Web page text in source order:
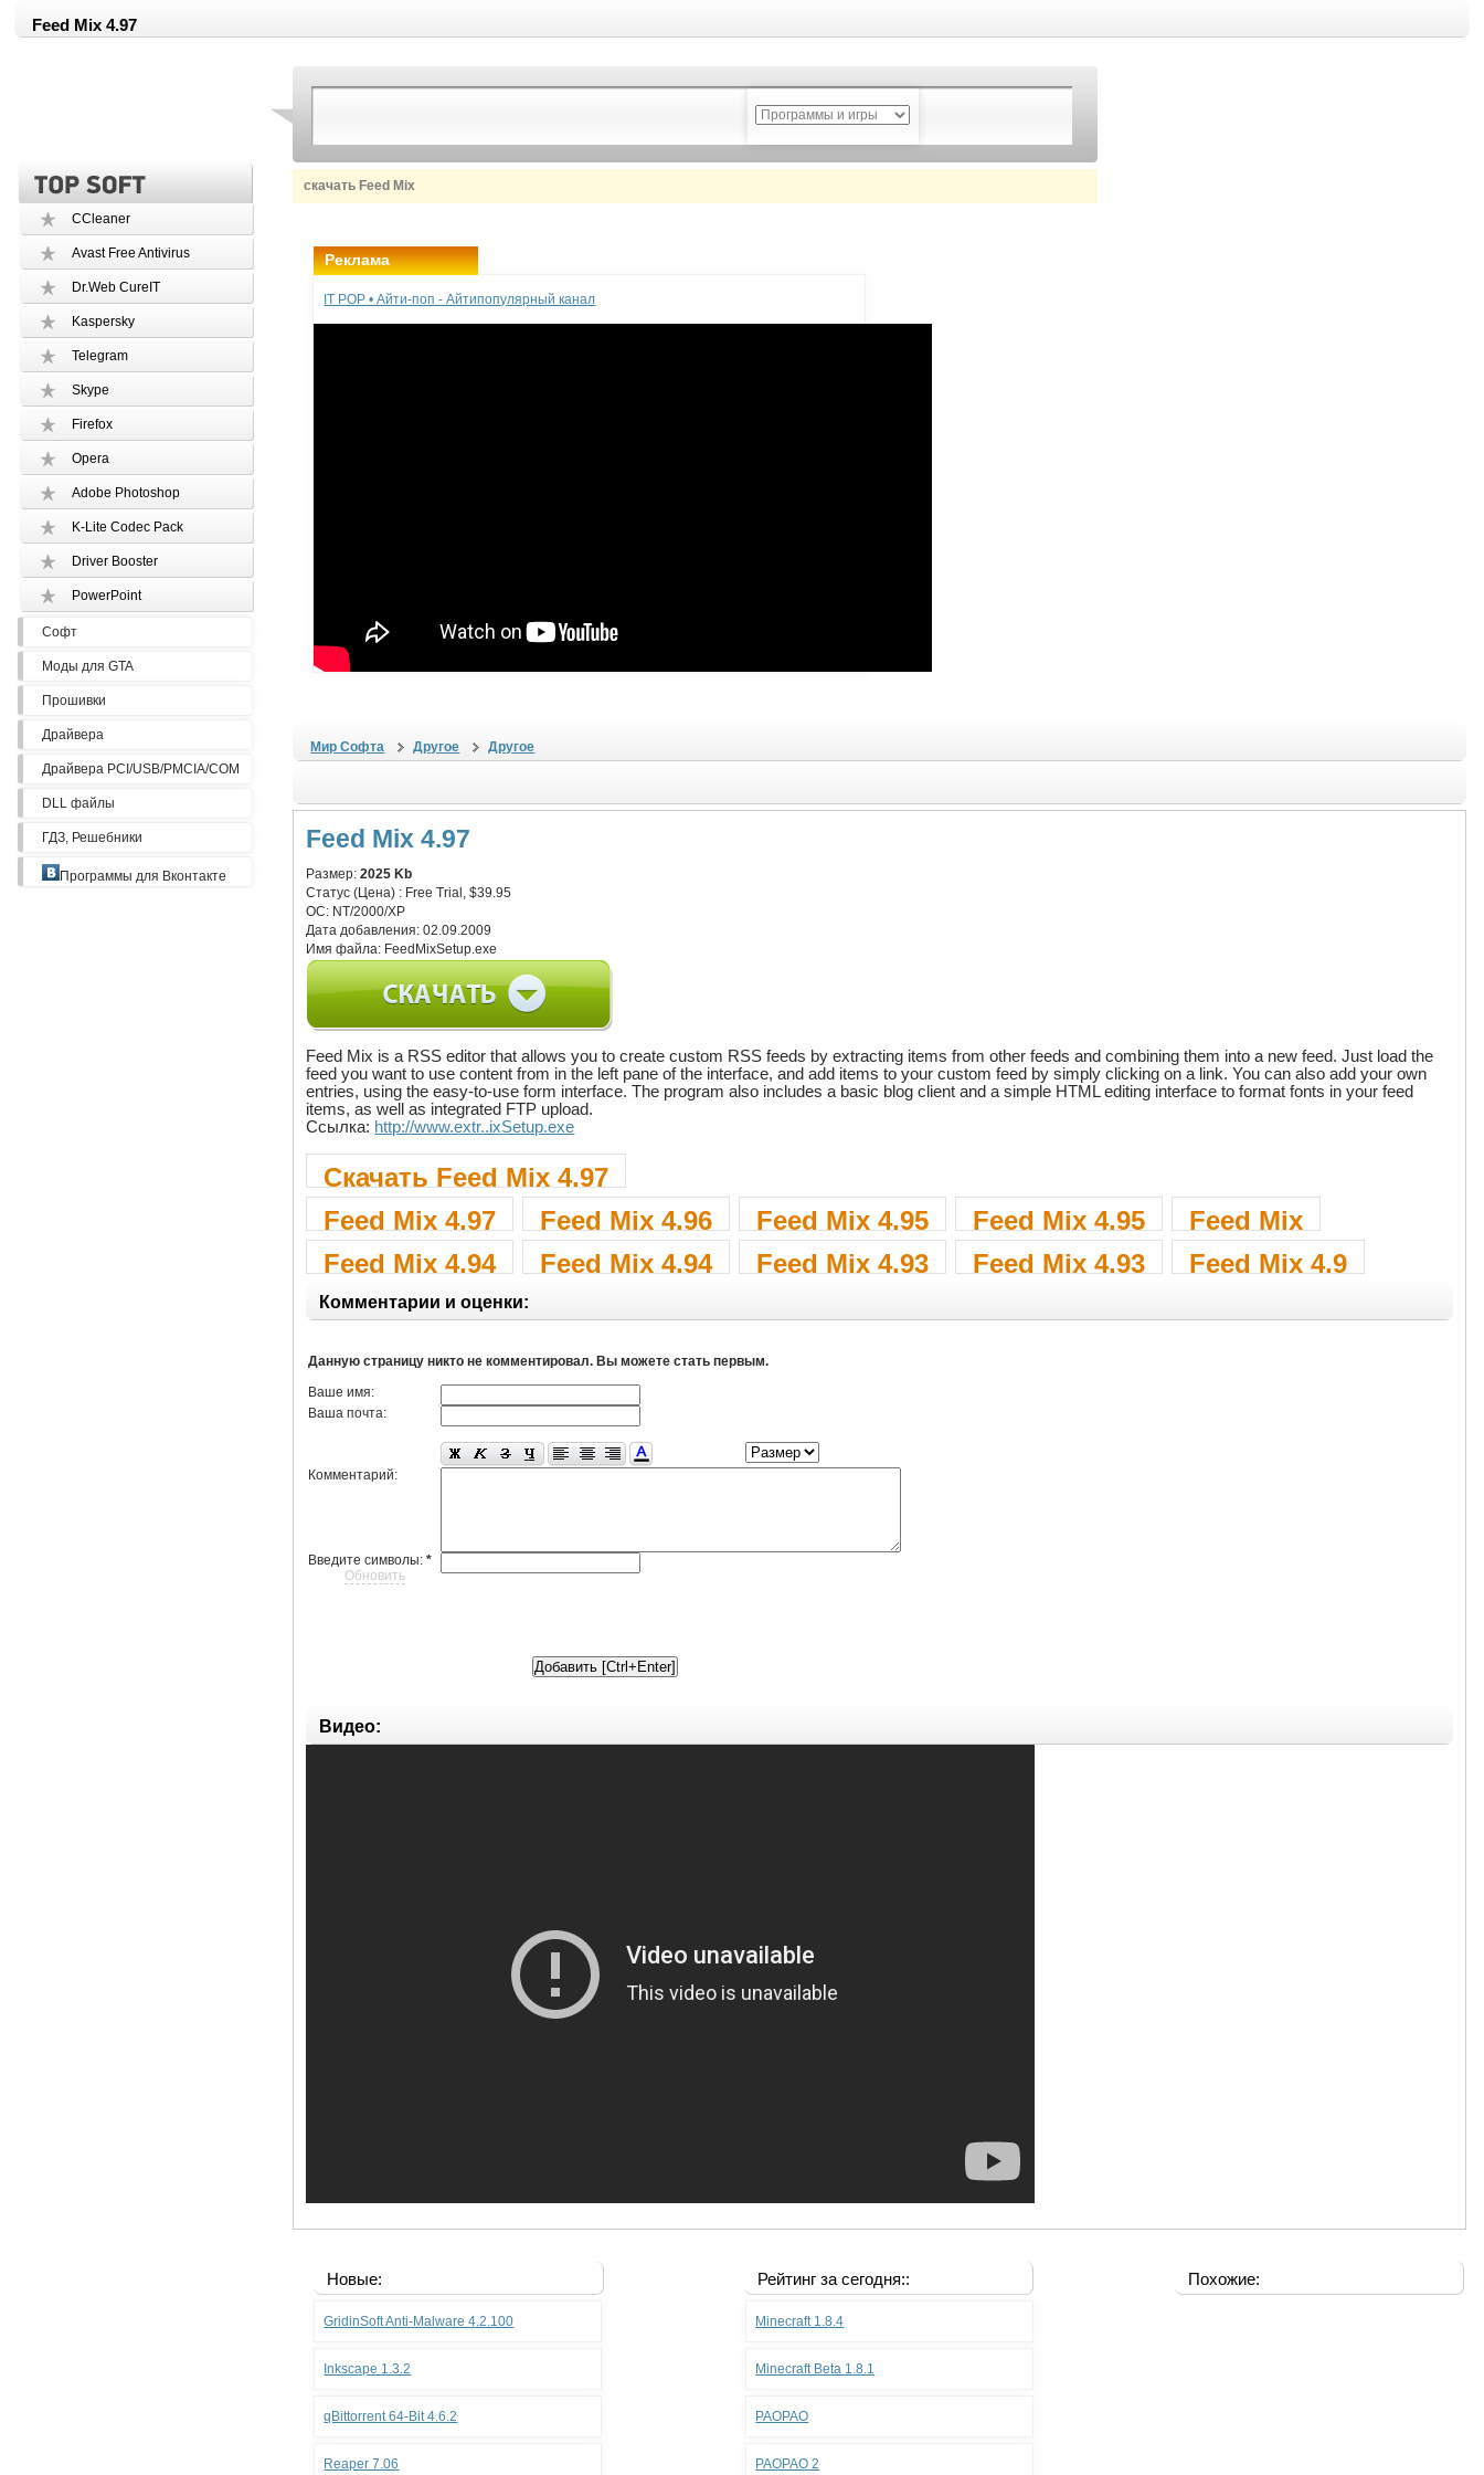
Feed Mix 4.97
скачать Feed Mix
CCleaner
Avast Free Antivirus
Dr.Web CureIT
Kaspersky
Telegram
Skype
Firefox
Opera
Adobe Photoshop
K-Lite Codec Pack
Driver Booster
PowerPoint
Софт
Моды для GTA
Прошивки
Драйвера
Драйвера PCI/USB/PMCIA/COM
DLL файлы
ГДЗ, Решебники
Программы для Вконтакте
Реклама
IT POP • Айти-поп - Айтипопулярный канал
Мир Софта Другое Другое
Feed Mix 4.97
Размер:2025 Kb
Статус (Цена) : Free Trial, $39.95
ОС: NT/2000/XP
Дата добавления:02.09.2009
Имя файла: FeedMixSetup.exe
Feed Mix is a RSS editor that allows you to create custom RSS feeds by extracting items from other feeds and combining them into a new feed. Just load the
feed you want to use content from in the left pane of the interface, and add items to your custom feed by simply clicking on a link. You can also add your own
entries, using the easy-to-use form interface. The program also includes a basic blog client and a simple HTML editing interface to format fonts in your feed
items, as well as integrated FTP upload.
Ссылка: http://www.extr..ixSetup.exe
Скачать Feed Mix 4.97
Feed Mix 4.97
Feed Mix 4.96 Feed Mix 4.95 Feed Mix 4.95
Feed Mix
Feed Mix 4.94
Feed Mix 4.94 Feed Mix 4.93 Feed Mix 4.93 Feed Mix 4.9
Комментарии и оценки:
Данную страницу никто не комментировал. Вы можете стать первым.
Ваше имя:
Ваша почта:
Комментарий:
Введите символы:*
Обновить
Видео:
Новые:
GridinSoft Anti-Malware 4.2.100
Inkscape 1.3.2
qBittorrent 64-Bit 4.6.2
Reaper 7.06
Рейтинг за сегодня::
Minecraft 1.8.4
Minecraft Beta 1.8.1
PAOPAO
PAOPAO 2
Похожие: